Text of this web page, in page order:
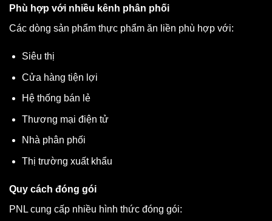
Phù hợp với nhiều kênh phân phối
Các dòng sản phẩm thực phẩm ăn liền phù hợp với:
Siêu thị
Cửa hàng tiện lợi
Hệ thống bán lẻ
Thương mại điện tử
Nhà phân phối
Thị trường xuất khẩu
Quy cách đóng gói
PNL cung cấp nhiều hình thức đóng gói: